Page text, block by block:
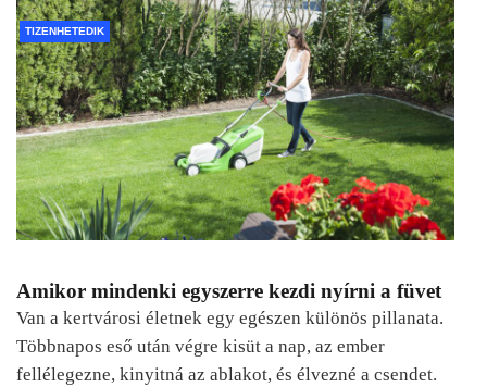
TIZENHETEDIK
Amikor mindenki egyszerre kezdi nyírni a füvet
Van a kertvárosi életnek egy egészen különös pillanata.
Többnapos eső után végre kisüt a nap, az ember
fellélegezne, kinyitná az ablakot, és élvezné a csendet.